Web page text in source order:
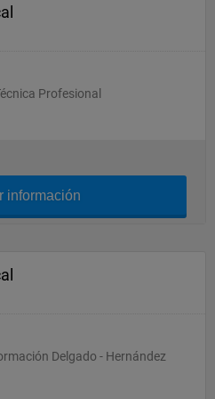
Profesional
información
Delgado - Hernández